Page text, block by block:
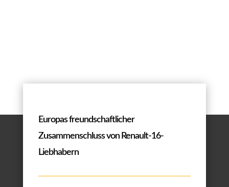
Europas freundschaftlicher
Zusammenschluss von Renault-16-
Liebhabern